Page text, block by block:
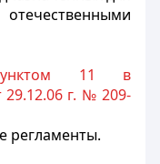
11 в
29.12.06 г. № 209-
регламенты.